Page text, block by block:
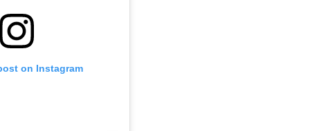
on Instagram